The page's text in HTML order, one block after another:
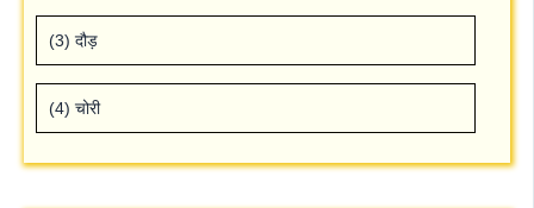
(3) दौड़
(4) चोरी